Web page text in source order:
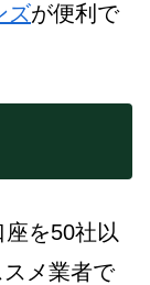
ズが便利で
を50社以
スメ業者で